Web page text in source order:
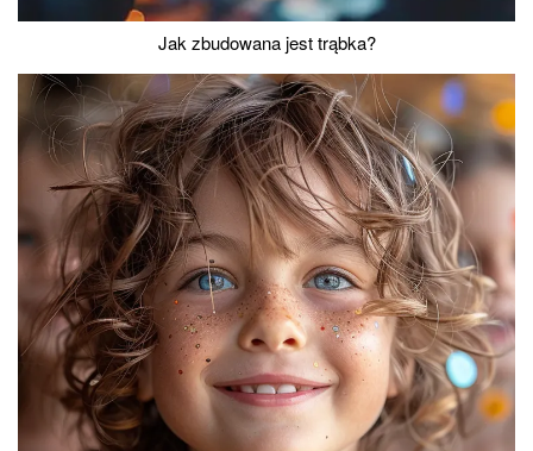
Jak zbudowana jest trąbka?